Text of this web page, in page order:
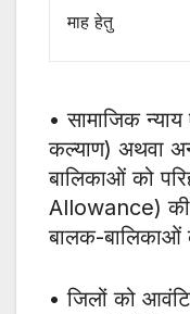
माह हेतु
• सामाजिक
कल्याण) अथवा
बालिकाओं को
Allowance) की
बालक-बालिकाओं
• जिलों को